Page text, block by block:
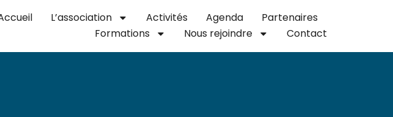
L’association Activités Agenda
Partenaires
Formations
Nous rejoindre Contact